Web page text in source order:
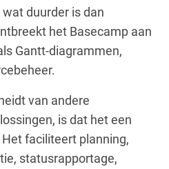
duurder is dan
het Basecamp aan
Gantt-diagrammen,
van andere
is dat het een
faciliteert planning,
statusrapportage,